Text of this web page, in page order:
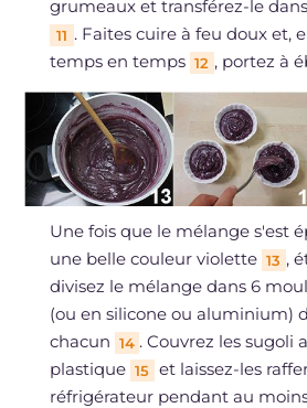
grumeaux et transférez-le
11 . Faites cuire à feu doux et,
temps en temps 12 , portez à
Une fois que le mélange s'est
une belle couleur violette 13 ,
divisez le mélange dans 6
(ou en silicone ou aluminium)
chacun 14 . Couvrez les sugoli
plastique 15 et laissez-les
réfrigérateur pendant au